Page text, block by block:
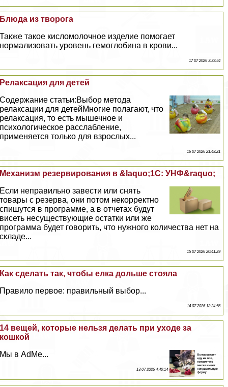
Блюда из творога
Также такое кисломолочное изделие помогает
нормализовать уровень гемоглобина в крови...
17 07 2026 3:33:54
Релаксация для детей
Содержание статьи:Выбор метода
релаксации для детейМногие полагают, что
релаксация, то есть мышечное и
психологическое расслабление,
применяется только для взрослых...
16 07 2026 21:48:21
Механизм резервирования в &laquo;1С: УНФ&raquo;
Если неправильно завести или снять
товары с резерва, они потом некорректно
спишутся в программе, а в отчетах будут
висеть несуществующие остатки или же
программа будет говорить, что нужного количества нет на
складе...
15 07 2026 20:41:29
Как сделать так, чтобы елка дольше стояла
Правило первое: правильный выбор...
14 07 2026 13:24:56
14 вещей, которые нельзя делать при уходе за
кошкой
Мы в AdMe...
13 07 2026 4:40:14